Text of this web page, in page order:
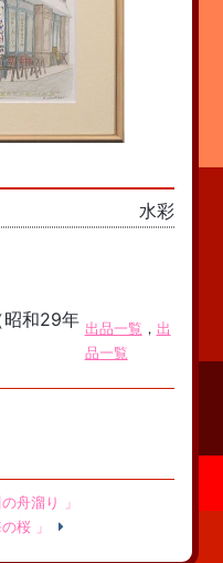
水彩
昭和29年 出品一覧 ， 出
品一覧
舟溜り 」
桜 」